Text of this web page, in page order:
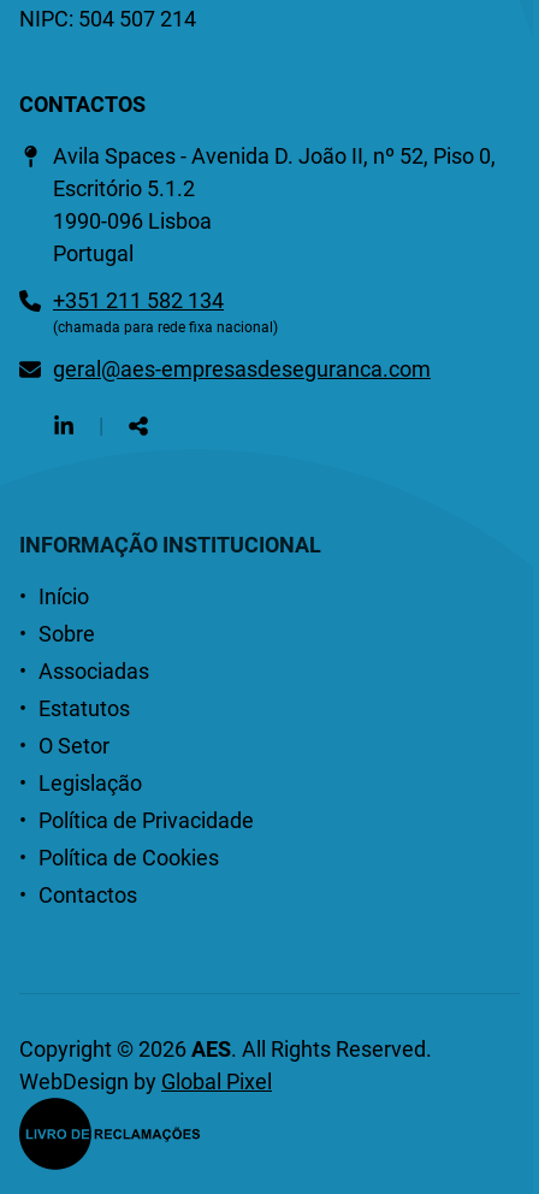
NIPC: 504 507 214
CONTACTOS
Morada
Avila Spaces - Avenida D. João II, nº 52, Piso 0,
Escritório 5.1.2
1990-096 Lisboa
Portugal
Telefone
+351 211 582 134
(chamada para rede fixa nacional)
E-
geral@aes-empresasdeseguranca.com
Siga-
|
INFORMAÇÃO INSTITUCIONAL
Início
Sobre
Associadas
Estatutos
O Setor
Legislação
Política de Privacidade
Política de Cookies
Contactos
Copyright © 2026 AES . All Rights Reserved.
WebDesign by Global Pixel